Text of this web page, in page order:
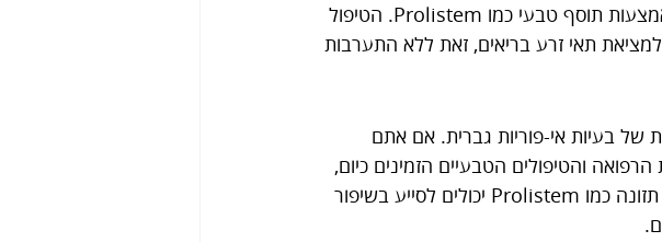
שאיבת אשכים (TESE או Micro-TESE) היא טיפול מקדים באמצעות תוסף טבעי כמו Prolistem. הטיפול
תאי זרע בריאים, זאת ללא התערבות
של בעיות אי-פוריות גברית. אם אתם
והטיפולים הטבעיים הזמינים כיום,
ישנם פתרונות שמעניקים תקווה גם במצבים מורכבים. תוספי תזונה כמו Prolistem יכולים לסייע בשיפור